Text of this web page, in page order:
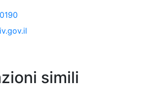
simili